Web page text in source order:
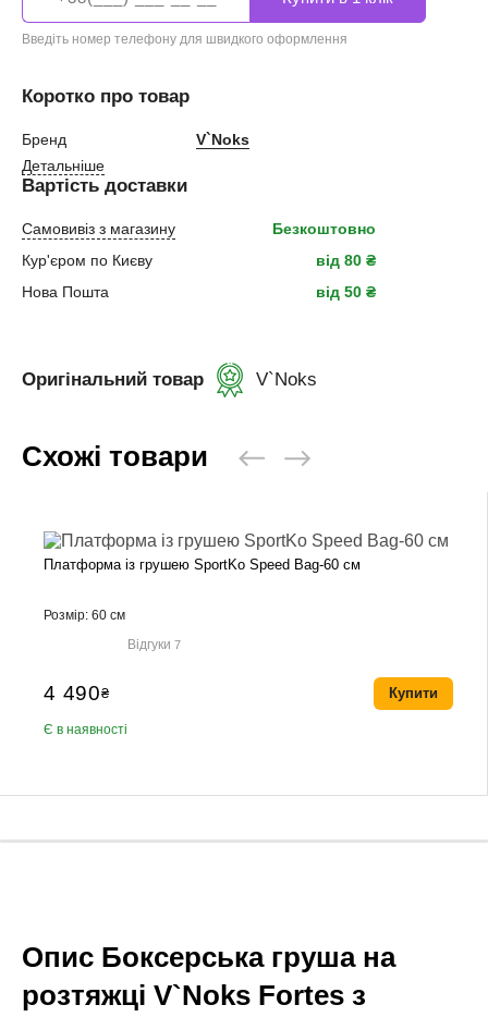
Введіть номер телефону для швидкого оформлення
Коротко про товар
Бренд
V`Noks
Детальніше
Вартість доставки
Самовивіз з магазину
Безкоштовно
Кур'єром по Києву
від 80 ₴
Нова Пошта
від 50 ₴
Оригінальний товар V`Noks
Схожі товари
Платформа із грушею SportKo Speed Bag-60 см
Розмір: 60 см
Відгуки7
4 490₴
Є в наявності
Купити
Опис Боксерська груша на
розтяжці V`Noks Fortes з